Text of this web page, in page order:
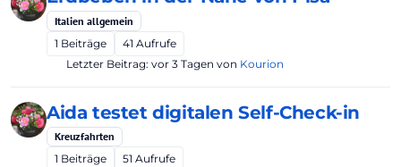
Italien allgemein
1 Beiträge 41 Aufrufe
Letzter Beitrag: vor 3 Tagen von Kourion
Aida testet digitalen Self-Check-in
Kreuzfahrten
1 Beiträge 51 Aufrufe